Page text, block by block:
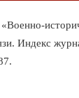
Индекс